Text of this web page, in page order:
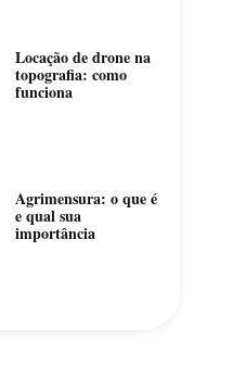
Locação de drone na
topografia: como
funciona
Agrimensura: o que é
e qual sua
importância